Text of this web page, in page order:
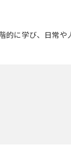
的に学び、日常や